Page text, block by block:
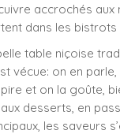
accrochés aux
dans les bistrots
table niçoise
vécue: on en parle,
et on la goûte,
desserts, en
les saveurs